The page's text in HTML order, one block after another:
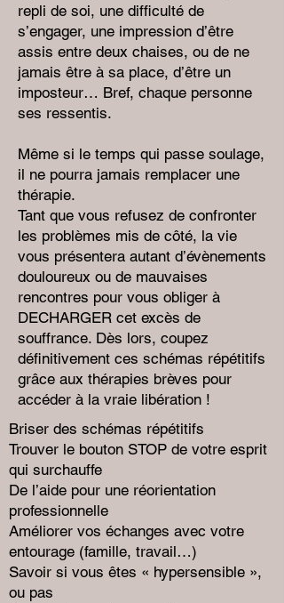
repli de soi, une difficulté de
s’engager, une impression d’être
assis entre deux chaises, ou de ne
jamais être à sa place, d’être un
imposteur… Bref, chaque personne
ses ressentis.
Même si le temps qui passe soulage,
il ne pourra jamais remplacer une
thérapie.
Tant que vous refusez de confronter
les problèmes mis de côté, la vie
vous présentera autant d’évènements
douloureux ou de mauvaises
rencontres pour vous obliger à
DECHARGER cet excès de
souffrance. Dès lors, coupez
définitivement ces schémas répétitifs
grâce aux thérapies brèves pour
accéder à la vraie libération !
Briser des schémas répétitifs
Trouver le bouton STOP de votre esprit
qui surchauffe
De l’aide pour une réorientation
professionnelle
Améliorer vos échanges avec votre
entourage (famille, travail…)
Savoir si vous êtes « hypersensible »,
ou pas